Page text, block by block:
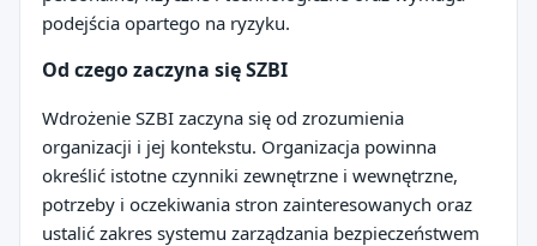
podejścia opartego na ryzyku.
Od czego zaczyna się SZBI
Wdrożenie SZBI zaczyna się od zrozumienia
organizacji i jej kontekstu. Organizacja powinna
określić istotne czynniki zewnętrzne i wewnętrzne,
potrzeby i oczekiwania stron zainteresowanych oraz
ustalić zakres systemu zarządzania bezpieczeństwem